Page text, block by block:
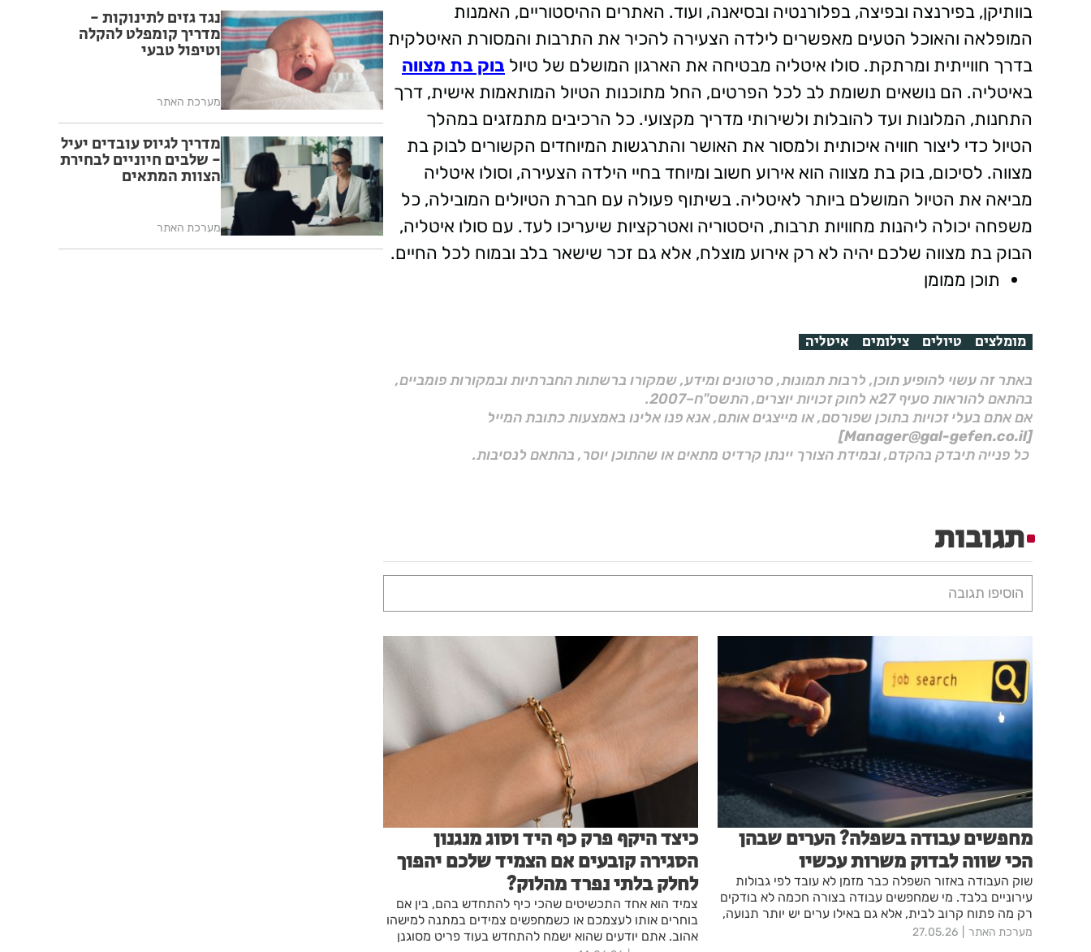
בוותיקן, בפירנצה ובפיצה, בפלורנטיה ובסיאנה, ועוד. האתרים ההיסטוריים, האמנות
המופלאה והאוכל הטעים מאפשרים לילדה הצעירה להכיר את התרבות והמסורת האיטלקית
בדרך חווייתית ומרתקת. סולו איטליה מבטיחה את הארגון המושלם של טיול בוק בת מצווה
באיטליה. הם נושאים תשומת לב לכל הפרטים, החל מתוכנות הטיול המותאמות אישית, דרך
התחנות, המלונות ועד להובלות ולשירותי מדריך מקצועי. כל הרכיבים מתמזגים במהלך
הטיול כדי ליצור חוויה איכותית ולמסור את האושר והתרגשות המיוחדים הקשורים לבוק בת
מצווה. לסיכום, בוק בת מצווה הוא אירוע חשוב ומיוחד בחיי הילדה הצעירה, וסולו איטליה
מביאה את הטיול המושלם ביותר לאיטליה. בשיתוף פעולה עם חברת הטיולים המובילה, כל
משפחה יכולה ליהנות מחוויות תרבות, היסטוריה ואטרקציות שיעריכו לעד. עם סולו איטליה,
הבוק בת מצווה שלכם יהיה לא רק אירוע מוצלח, אלא גם זכר שישאר בלב ובמוח לכל החיים.
תוכן ממומן
מומלצים טיולים צילומים איטליה
באתר זה עשוי להופיע תוכן, לרבות תמונות, סרטונים ומידע, שמקורו ברשתות החברתיות ובמקורות פומביים,
בהתאם להוראות סעיף 27א לחוק זכויות יוצרים, התשס"ח–2007.
אם אתם בעלי זכויות בתוכן שפורסם, או מייצגים אותם, אנא פנו אלינו באמצעות כתובת המייל
[Manager@gal-gefen.co.il]
כל פנייה תיבדק בהקדם, ובמידת הצורך יינתן קרדיט מתאים או שהתוכן יוסר, בהתאם לנסיבות.
תגובות
הוסיפו תגובה
מחפשים עבודה בשפלה? הערים שבהן
הכי שווה לבדוק משרות עכשיו
שוק העבודה באזור השפלה כבר מזמן לא עובד לפי גבולות
עירוניים בלבד. מי שמחפשים עבודה בצורה חכמה לא בודקים
רק מה פתוח קרוב לבית, אלא גם באילו ערים יש יותר תנועה,
אילו תחומים מתחזקים, ואיפה הסיכוי למצוא משרה טובה
מערכת האתר 27.05.26
כיצד היקף פרק כף היד וסוג מנגנון
הסגירה קובעים אם הצמיד שלכם יהפוך
לחלק בלתי נפרד מהלוק?
צמיד הוא אחד התכשיטים שהכי כיף להתחדש בהם, בין אם
בוחרים אותו לעצמכם או כשמחפשים צמידים במתנה למישהו
אהוב. אתם יודעים שהוא ישמח להתחדש בעוד פריט מסוגנן
נגד גזים לתינוקות -
מדריך קומפלט להקלה
וטיפול טבעי
מערכת האתר
מדריך לגיוס עובדים יעיל
- שלבים חיוניים לבחירת
הצוות המתאים
מערכת האתר